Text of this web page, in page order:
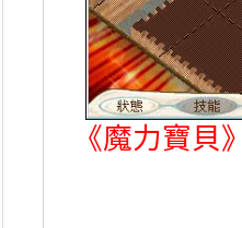
《魔力寶